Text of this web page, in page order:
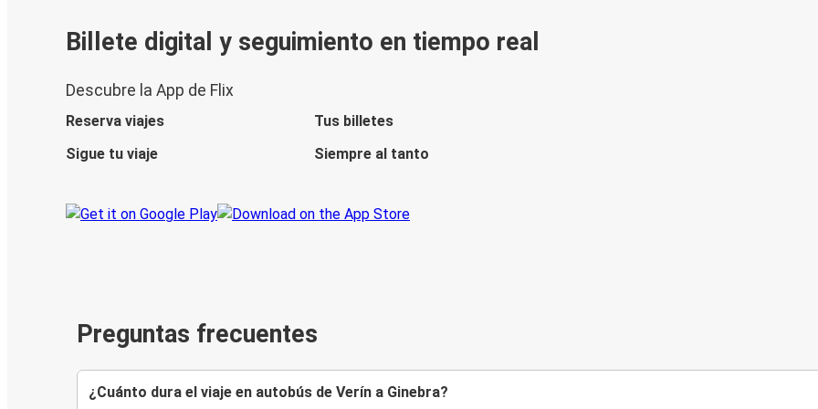
Billete digital y seguimiento en tiempo real
Descubre la App de Flix
Reserva viajes
Tus billetes
Sigue tu viaje
Siempre al tanto
Preguntas frecuentes
¿Cuánto dura el viaje en autobús de Verín a Ginebra?